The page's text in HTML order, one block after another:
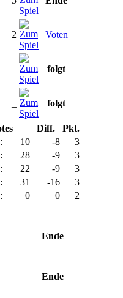
2 Voten
folgt
folgt
Diff.
Pkt.
: 10 -8
3
: 28 -9
3
: 22 -9
3
: 31 -16
3
: 0 0 2
Ende
Ende